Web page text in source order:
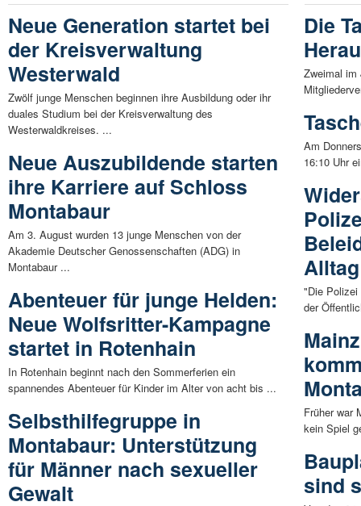
Neue Generation startet bei
der Kreisverwaltung
Westerwald
Zwölf junge Menschen beginnen ihre Ausbildung oder ihr
duales Studium bei der Kreisverwaltung des
Westerwaldkreises. ...
Neue Auszubildende starten
ihre Karriere auf Schloss
Montabaur
Am 3. August wurden 13 junge Menschen von der
Akademie Deutscher Genossenschaften (ADG) in
Montabaur ...
Abenteuer für junge Helden:
Neue Wolfsritter-Kampagne
startet in Rotenhain
In Rotenhain beginnt nach den Sommerferien ein
spannendes Abenteuer für Kinder im Alter von acht bis ...
Selbsthilfegruppe in
Montabaur: Unterstützung
für Männer nach sexueller
Gewalt
Die
Zweimal im
Am
16:10 Uhr
Alltag
"Die
der
Früher war
kein Spiel
sind